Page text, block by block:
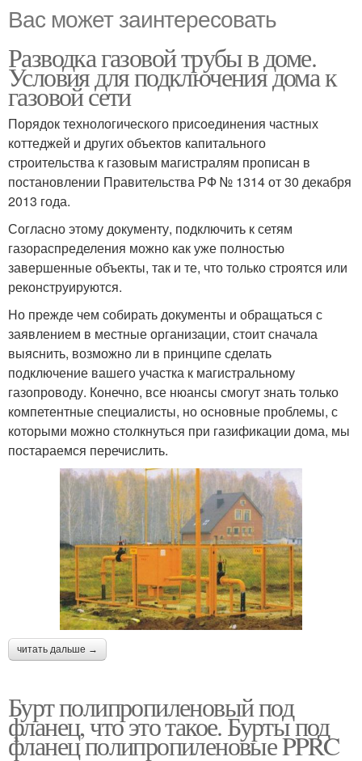
Вас может заинтересовать
Разводка газовой трубы в доме.
Условия для подключения дома к
газовой сети
Порядок технологического присоединения частных
коттеджей и других объектов капитального
строительства к газовым магистралям прописан в
постановлении Правительства РФ № 1314 от 30 декабря
2013 года.
Согласно этому документу, подключить к сетям
газораспределения можно как уже полностью
завершенные объекты, так и те, что только строятся или
реконструируются.
Но прежде чем собирать документы и обращаться с
заявлением в местные организации, стоит сначала
выяснить, возможно ли в принципе сделать
подключение вашего участка к магистральному
газопроводу. Конечно, все нюансы смогут знать только
компетентные специалисты, но основные проблемы, с
которыми можно столкнуться при газификации дома, мы
постараемся перечислить.
читать дальше →
Бурт полипропиленовый под
фланец, что это такое. Бурты под
фланец полипропиленовые PPRC